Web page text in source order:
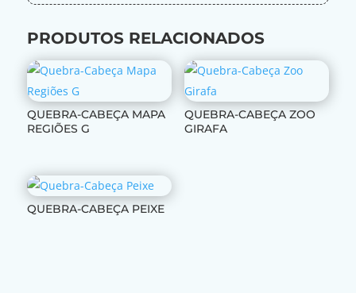
PRODUTOS RELACIONADOS
QUEBRA-CABEÇA MAPA
REGIÕES G
QUEBRA-CABEÇA ZOO
GIRAFA
QUEBRA-CABEÇA PEIXE